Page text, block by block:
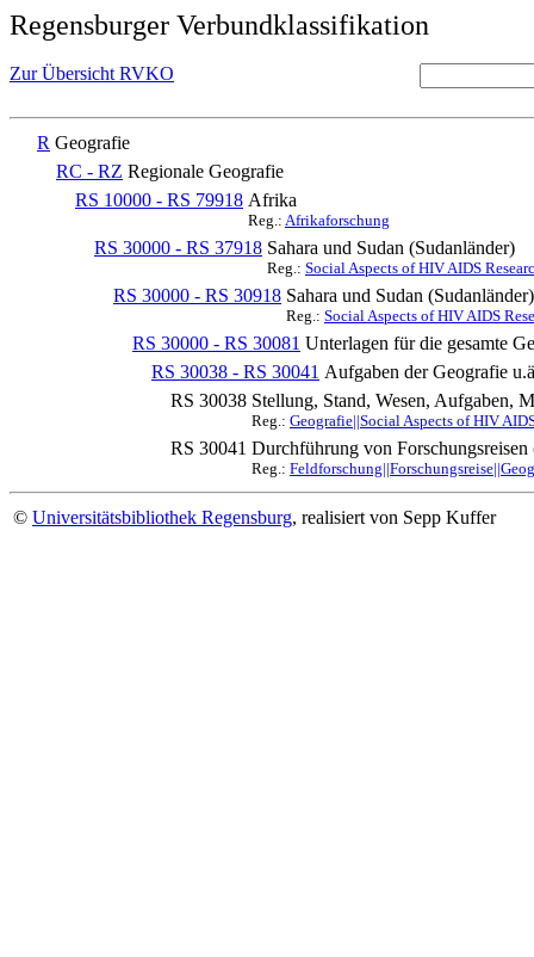
Regensburger Verbundklassifikation
Zur Übersicht RVKO
R Geografie
RC - RZ Regionale Geografie
RS 10000 - RS 79918 Afrika
Reg.: Afrikaforschung
RS 30000 - RS 37918 Sahara und Sudan (Sudanländer)
Reg.: Social Aspects of HIV AIDS
RS 30000 - RS 30918 Sahara und Sudan (Sudanländer)
Reg.: Social Aspects of HIV AIDS
RS 30000 - RS 30081 Unterlagen für die gesamte
RS 30038 - RS 30041 Aufgaben der Geografie
RS 30038 Stellung, Stand, Wesen, Aufgaben,
Reg.: Geografie||Social Aspects of HIV
RS 30041 Durchführung von
Reg.:
© Universitätsbibliothek Regensburg, realisiert von Sepp Kuffer